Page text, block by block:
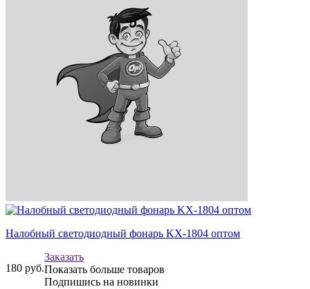
Налобный светодиодный фонарь KX-1804 оптом
180 руб.
Заказать
Показать больше товаров
Подпишись на новинки